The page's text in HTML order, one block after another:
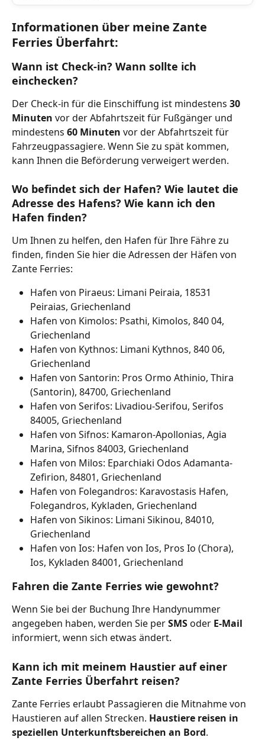
Informationen über meine Zante
Ferries Überfahrt:
Wann ist Check-in? Wann sollte ich
einchecken?
Der Check-in für die Einschiffung ist mindestens 30
Minuten vor der Abfahrtszeit für Fußgänger und
mindestens 60 Minuten vor der Abfahrtszeit für
Fahrzeugpassagiere. Wenn Sie zu spät kommen,
kann Ihnen die Beförderung verweigert werden.
Wo befindet sich der Hafen? Wie lautet die
Adresse des Hafens? Wie kann ich den
Hafen finden?
Um Ihnen zu helfen, den Hafen für Ihre Fähre zu
finden, finden Sie hier die Adressen der Häfen von
Zante Ferries:
Hafen von Piraeus: Limani Peiraia, 18531
Peiraias, Griechenland
Hafen von Kimolos: Psathi, Kimolos, 840 04,
Griechenland
Hafen von Kythnos: Limani Kythnos, 840 06,
Griechenland
Hafen von Santorin: Pros Ormo Athinio, Thira
(Santorin), 84700, Griechenland
Hafen von Serifos: Livadiou-Serifou, Serifos
84005, Griechenland
Hafen von Sifnos: Kamaron-Apollonias, Agia
Marina, Sifnos 84003, Griechenland
Hafen von Milos: Eparchiaki Odos Adamanta-
Zefirion, 84801, Griechenland
Hafen von Folegandros: Karavostasis Hafen,
Folegandros, Kykladen, Griechenland
Hafen von Sikinos: Limani Sikinou, 84010,
Griechenland
Hafen von Ios: Hafen von Ios, Pros Io (Chora),
Ios, Kykladen 84001, Griechenland
Fahren die Zante Ferries wie gewohnt?
Wenn Sie bei der Buchung Ihre Handynummer
angegeben haben, werden Sie per SMS oder E-Mail
informiert, wenn sich etwas ändert.
Kann ich mit meinem Haustier auf einer
Zante Ferries Überfahrt reisen?
Zante Ferries erlaubt Passagieren die Mitnahme von
Haustieren auf allen Strecken. Haustiere reisen in
speziellen Unterkunftsbereichen an Bord.